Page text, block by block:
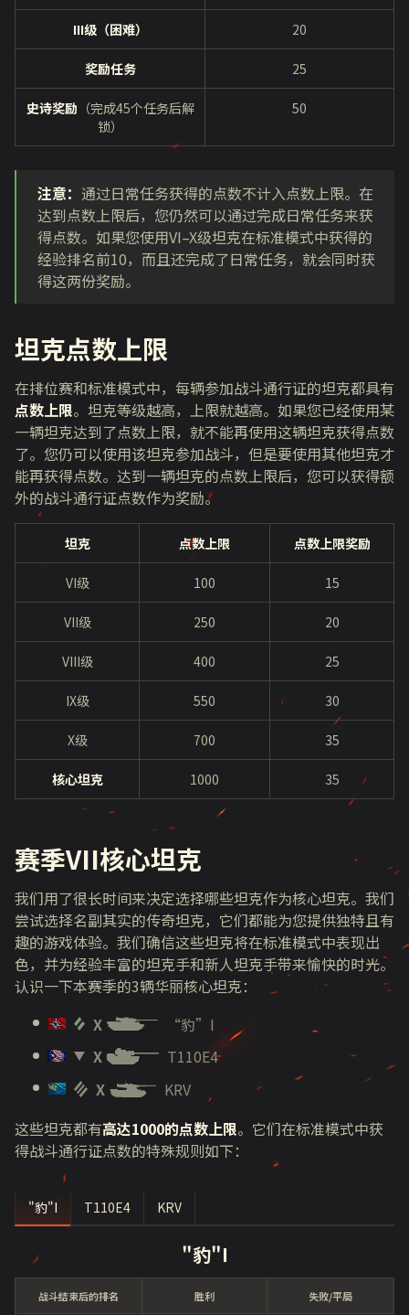
III级（困难） 20
奖励任务 25
史诗奖励 （完成45个任务后解
锁）
50
注意： 通过日常任务获得的点数不计入点数上限。在
达到点数上限后，您仍然可以通过完成日常任务来获
得点数。如果您使用VI–X级坦克在标准模式中获得的
经验排名前10，而且还完成了日常任务，就会同时获
得这两份奖励。
坦克点数上限
在排位赛和标准模式中，每辆参加战斗通行证的坦克都具有
点数上限。坦克等级越高，上限就越高。如果您已经使用某
一辆坦克达到了点数上限，就不能再使用这辆坦克获得点数
了。您仍可以使用该坦克参加战斗，但是要使用其他坦克才
能再获得点数。达到一辆坦克的点数上限后，您可以获得额
外的战斗通行证点数作为奖励。
坦克 点数上限 点数上限奖励
VI级 100 15
VII级 250 20
VIII级 400 25
IX级 550 30
X级 700 35
核心坦克 1000 35
赛季VII核心坦克
我们用了很长时间来决定选择哪些坦克作为核心坦克。我们
尝试选择名副其实的传奇坦克，它们都能为您提供独特且有
趣的游戏体验。我们确信这些坦克将在标准模式中表现出
色，并为经验丰富的坦克手和新人坦克手带来愉快的时光。
认识一下本赛季的3辆华丽核心坦克：
X
“豹”I
X
T110E4
X
KRV
这些坦克都有高达1000的点数上限。它们在标准模式中获
得战斗通行证点数的特殊规则如下：
"豹"I T110E4 KRV
"豹"I
战斗结束后的排名 胜利 失败/平局